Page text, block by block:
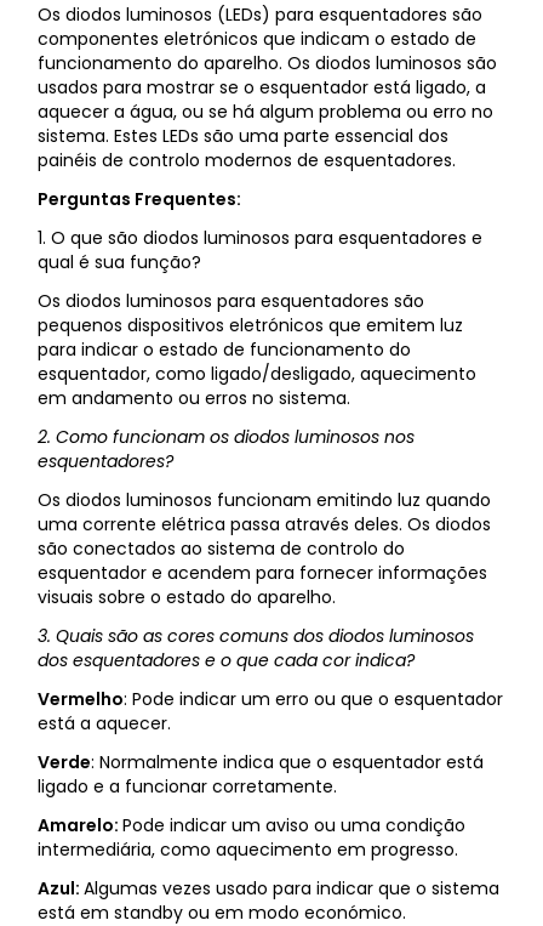
Os diodos luminosos (LEDs) para esquentadores são
componentes eletrónicos que indicam o estado de
funcionamento do aparelho. Os diodos luminosos são
usados para mostrar se o esquentador está ligado, a
aquecer a água, ou se há algum problema ou erro no
sistema. Estes LEDs são uma parte essencial dos
painéis de controlo modernos de esquentadores.
Perguntas Frequentes:
1. O que são diodos luminosos para esquentadores e
qual é sua função?
Os diodos luminosos para esquentadores são
pequenos dispositivos eletrónicos que emitem luz
para indicar o estado de funcionamento do
esquentador, como ligado/desligado, aquecimento
em andamento ou erros no sistema.
2. Como funcionam os diodos luminosos nos
esquentadores?
Os diodos luminosos funcionam emitindo luz quando
uma corrente elétrica passa através deles. Os diodos
são conectados ao sistema de controlo do
esquentador e acendem para fornecer informações
visuais sobre o estado do aparelho.
3. Quais são as cores comuns dos diodos luminosos
dos esquentadores e o que cada cor indica?
Vermelho: Pode indicar um erro ou que o esquentador
está a aquecer.
Verde: Normalmente indica que o esquentador está
ligado e a funcionar corretamente.
Amarelo:Pode indicar um aviso ou uma condição
intermediária, como aquecimento em progresso.
Azul:Algumas vezes usado para indicar que o sistema
está em standby ou em modo económico.